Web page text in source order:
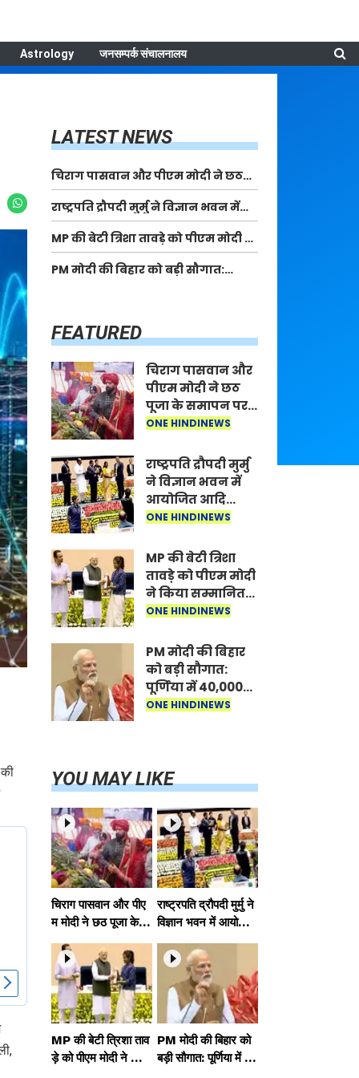
Astrology जनसम्पर्क संचालनालय
LATEST NEWS
चिराग पासवान और पीएम मोदी ने छठ
पूजा के समापन पर देशवासियों को दी
शुभकामनाएं, छठी मैया से देश की समृद्धि
की कामना की
राष्ट्रपति द्रौपदी मुर्मु ने विज्ञान भवन में
आयोजित आदि कर्मयोगी अभियान पर
राष्ट्रीय कॉन्क्लेव में मध्यप्रदेश को
सम्मानित किया
MP की बेटी त्रिशा तावड़े को पीएम मोदी ने
किया सम्मानित, राष्ट्रीय स्तर पर लहराया
कौशल विकास का परचम
PM मोदी की बिहार को बड़ी सौगात:
FEATURED
चिराग पासवान और
पीएम मोदी ने छठ
पूजा के समापन पर
देशवासियों को दी
मैया से देश की
समृद्धि की
कामना की
ONE HINDINEWS
राष्ट्रपति द्रौपदी मुर्मु
ने विज्ञान भवन में
आयोजित आदि
कर्मयोगी अभियान
में मध्यप्रदेश को
सम्मानित किया
ONE HINDINEWS
MP की बेटी त्रिशा
तावड़े को पीएम मोदी
ने किया सम्मानित,
राष्ट्रीय स्तर पर
विकास का परचम
ONE HINDINEWS
PM मोदी की बिहार
को बड़ी सौगात:
पूर्णिया में 40,000
करोड़ की विकास
का नया युग शुरू
ONE HINDINEWS
YOU MAY LIKE
चिराग पासवान और पीए
म मोदी ने छठ पूजा के स
मापन पर देशवासियों को
दी शुभकामनाएं, छठी
मैया से देश की समृद्धि की
कामना की
राष्ट्रपति द्रौपदी मुर्मु ने
विज्ञान भवन में आयोजित
आदि कर्मयोगी अभियान
पर राष्ट्रीय कॉन्क्लेव में
मध्यप्रदेश को सम्मानित
किया
MP की बेटी त्रिशा ताव
ड़े को पीएम मोदी ने किया
PM मोदी की बिहार को
बड़ी सौगात: पूर्णिया में 4